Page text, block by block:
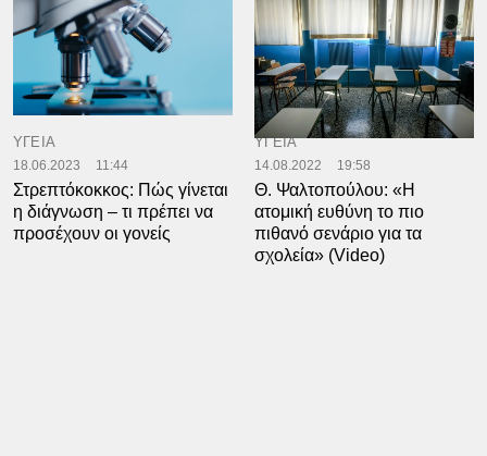
ΥΓΕΙΑ
18.06.2023 11:44
Στρεπτόκοκκος: Πώς γίνεται
η διάγνωση – τι πρέπει να
προσέχουν οι γονείς
ΥΓΕΙΑ
14.08.2022 19:58
Θ. Ψαλτοπούλου: «Η
ατομική ευθύνη το πιο
πιθανό σενάριο για τα
σχολεία» (Video)